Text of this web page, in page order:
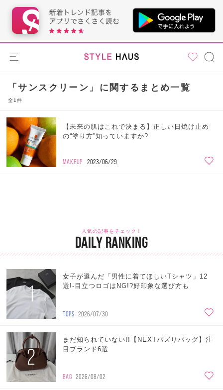
「サンスクリーン」に関するまとめ一覧
全1件
【未来の肌はこれで決まる】正しい日焼け止め
の“塗り方”知っていますか?
MAKEUP 2023/06/29
人気の記事をチェック！
DAILY RANKING
1
女子が選んだ「男性に着てほしいTシャツ」12
選!-目立つロゴはNG!?好印象な選び方も
TOPS 2026/07/30
2
まだ知られていない!!【NEXTバズりバッグ】注
目ブランド6選
BAG 2026/08/02